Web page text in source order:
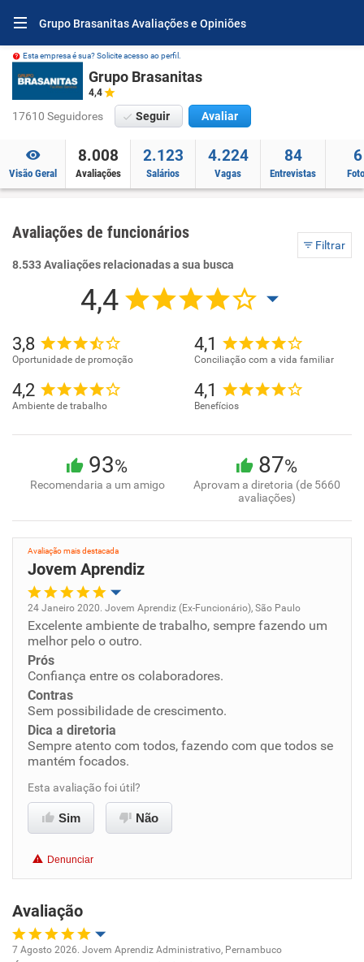
Grupo Brasanitas Avaliações e Opiniões
Esta empresa é sua? Solicite acesso ao perfil.
Grupo Brasanitas
4,4
17610 Seguidores Seguir Avaliar
Visão Geral
8.008
Avaliações
2.123
Salários
4.224
Vagas
84
Entrevistas
6
Avaliações de funcionários
Filtrar
8.533 Avaliações relacionadas a sua busca
4,4
3,8
Oportunidade de promoção
4,1
Conciliação com a vida familiar
4,2
Ambiente de trabalho
4,1
Benefícios
93%
Recomendaria a um amigo
87%
Aprovam a diretoria (de 5660
avaliações)
Avaliação mais destacada
Jovem Aprendiz
Oportunidade de promoção
Ambiente de trabalho
Conciliação com a vida familiar
Benefícios
Recomenda esta empresa
Recomenda a diretoria
24 Janeiro 2020. Jovem Aprendiz (Ex-Funcionário), São Paulo
Excelente ambiente de trabalho, sempre fazendo um
melhor pelo o outro.
Prós
Confiança entre os colaboradores.
Contras
Sem possibilidade de crescimento.
Dica a diretoria
Sempre atento com todos, fazendo com que todos se
mantém focados.
Esta avaliação foi útil?
Sim Não
Denunciar
Avaliação
7 Agosto 2026. Jovem Aprendiz Administrativo, Pernambuco